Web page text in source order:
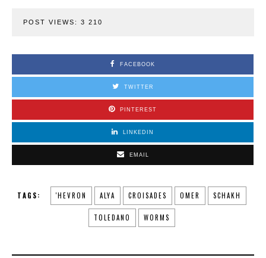
POST VIEWS: 3 210
FACEBOOK
TWITTER
PINTEREST
LINKEDIN
EMAIL
TAGS: 'HEVRON ALYA CROISADES OMER SCHAKH
TOLEDANO WORMS